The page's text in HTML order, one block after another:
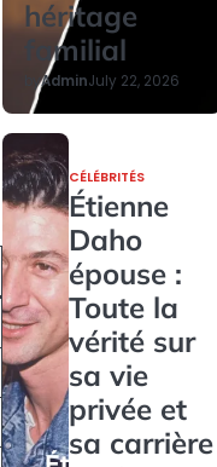
héritage
familial
byAdminJuly 22, 2026
CÉLÉBRITÉS
Étienne
Daho
épouse :
Toute la
vérité sur
sa vie
privée et
sa carrière